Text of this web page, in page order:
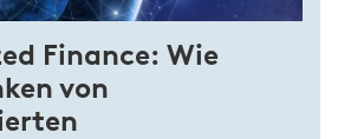
Finance: Wie
von